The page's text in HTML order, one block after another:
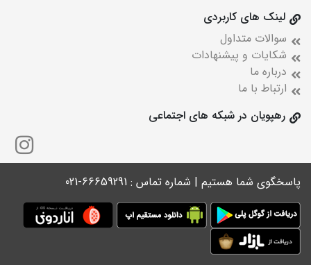
لینک های کاربردی
سوالات متداول
شکایات و پیشنهادات
درباره ما
ارتباط با ما
رهپویان در شبکه های اجتماعی
پاسخگوی شما هستیم | شماره تماس : 66659291-021